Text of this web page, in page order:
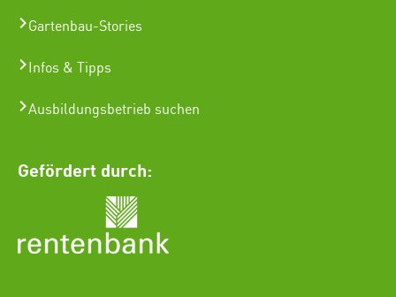
Gartenbau-Stories
Infos & Tipps
Ausbildungsbetrieb suchen
Gefördert durch: